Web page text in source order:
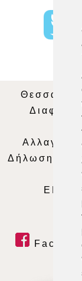
Θεσσαλία
Αλλαγή
Δήλωση